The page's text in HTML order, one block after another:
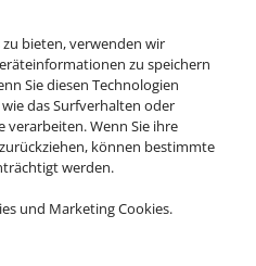
bieten, verwenden wir
zu speichern
Sie diesen Technologien
das Surfverhalten oder
verarbeiten. Wenn Sie ihre
können bestimmte
werden.
und Marketing Cookies.